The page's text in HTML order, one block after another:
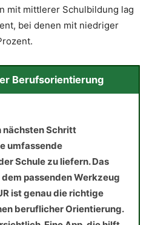
mit mittlerer Schulbildung lag
bei denen mit niedriger
Berufsorientierung
nächsten Schritt
umfassende
Schule zu liefern. Das
passenden Werkzeug
ist genau die richtige
beruflicher Orientierung.